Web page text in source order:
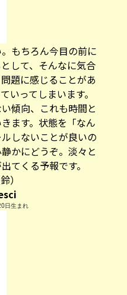
もちろん今目の前に
して、そんなに気合
題に感じることがあ
いってしまいます。
傾向、これも時間と
ます。状態を「なん
しないことが良いの
かにどうぞ。淡々と
てくる予報です。
）
日生まれ